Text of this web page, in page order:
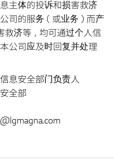
主体的投诉和损害救济
司的服务（或业务）而产
救济等，均可通过个人信
公司应及时回复并处理
息安全部门负责人
全部